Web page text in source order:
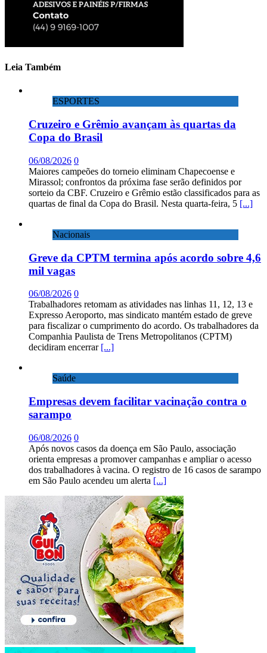
Leia Também
ESPORTES
Cruzeiro e Grêmio avançam às quartas da
Copa do Brasil
06/08/2026 0
Maiores campeões do torneio eliminam Chapecoense e
Mirassol; confrontos da próxima fase serão definidos por
sorteio da CBF. Cruzeiro e Grêmio estão classificados para as
quartas de final da Copa do Brasil. Nesta quarta-feira, 5 [...]
Nacionais
Greve da CPTM termina após acordo sobre 4,6
mil vagas
06/08/2026 0
Trabalhadores retomam as atividades nas linhas 11, 12, 13 e
Expresso Aeroporto, mas sindicato mantém estado de greve
para fiscalizar o cumprimento do acordo. Os trabalhadores da
Companhia Paulista de Trens Metropolitanos (CPTM)
decidiram encerrar [...]
Saúde
Empresas devem facilitar vacinação contra o
sarampo
06/08/2026 0
Após novos casos da doença em São Paulo, associação
orienta empresas a promover campanhas e ampliar o acesso
dos trabalhadores à vacina. O registro de 16 casos de sarampo
em São Paulo acendeu um alerta [...]